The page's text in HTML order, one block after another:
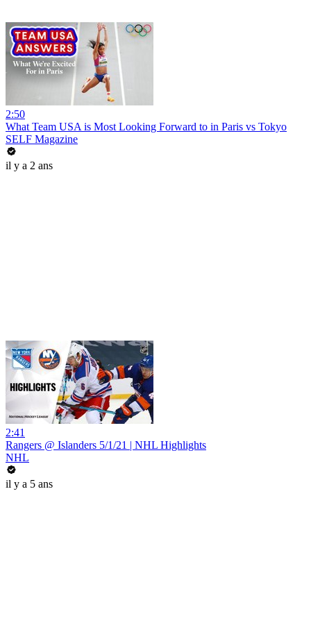
2:50
What Team USA is Most Looking Forward to in Paris vs Tokyo
SELF Magazine
il y a 2 ans
2:41
Rangers @ Islanders 5/1/21 | NHL Highlights
NHL
il y a 5 ans